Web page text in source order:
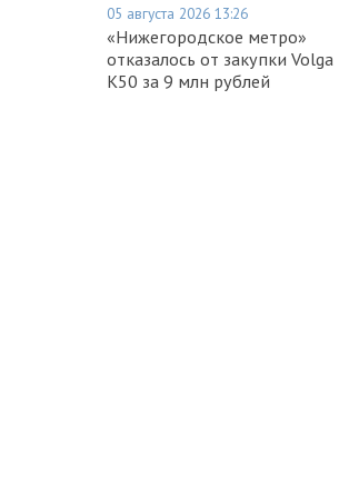
05 августа 2026 13:26
«Нижегородское метро»
отказалось от закупки Volga
K50 за 9 млн рублей